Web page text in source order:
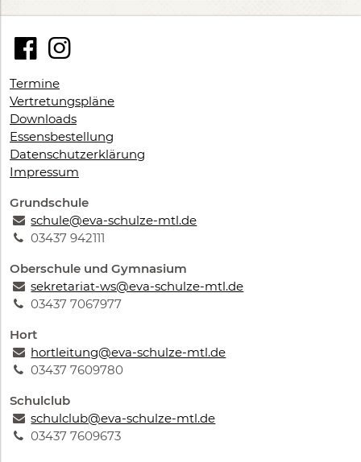
Termine
Vertretungspläne
Downloads
Essensbestellung
Datenschutzerklärung
Impressum
Grundschule
schule@eva-schulze-mtl.de
03437 942111
Oberschule und Gymnasium
sekretariat-ws@eva-schulze-mtl.de
03437 7067977
Hort
hortleitung@eva-schulze-mtl.de
03437 7609780
Schulclub
schulclub@eva-schulze-mtl.de
03437 7609673